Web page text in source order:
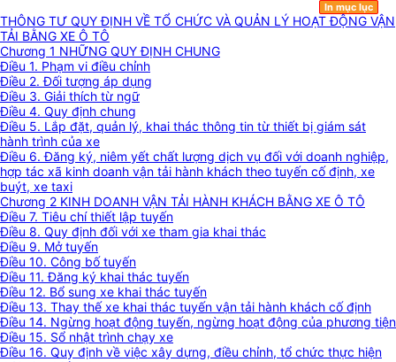
In mục lục
THÔNG TƯ QUY ĐỊNH VỀ TỔ CHỨC VÀ QUẢN LÝ HOẠT ĐỘNG VẬN
TẢI BẰNG XE Ô TÔ
Chương 1 NHỮNG QUY ĐỊNH CHUNG
Điều 1. Phạm vi điều chỉnh
Điều 2. Đối tượng áp dụng
Điều 3. Giải thích từ ngữ
Điều 4. Quy định chung
Điều 5. Lắp đặt, quản lý, khai thác thông tin từ thiết bị giám sát
hành trình của xe
Điều 6. Đăng ký, niêm yết chất lượng dịch vụ đối với doanh nghiệp,
hợp tác xã kinh doanh vận tải hành khách theo tuyến cố định, xe
buýt, xe taxi
Chương 2 KINH DOANH VẬN TẢI HÀNH KHÁCH BẰNG XE Ô TÔ
Điều 7. Tiêu chí thiết lập tuyến
Điều 8. Quy định đối với xe tham gia khai thác
Điều 9. Mở tuyến
Điều 10. Công bố tuyến
Điều 11. Đăng ký khai thác tuyến
Điều 12. Bổ sung xe khai thác tuyến
Điều 13. Thay thế xe khai thác tuyến vận tải hành khách cố định
Điều 14. Ngừng hoạt động tuyến, ngừng hoạt động của phương tiện
Điều 15. Sổ nhật trình chạy xe
Điều 16. Quy định về việc xây dựng, điều chỉnh, tổ chức thực hiện